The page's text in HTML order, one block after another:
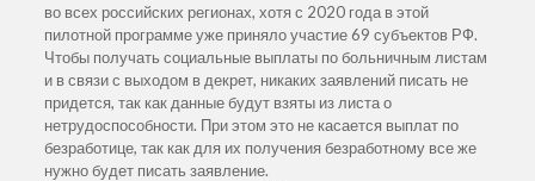
во всех российских регионах, хотя с 2020 года в этой
пилотной программе уже приняло участие 69 субъектов РФ.
Чтобы получать социальные выплаты по больничным листам
и в связи с выходом в декрет, никаких заявлений писать не
придется, так как данные будут взяты из листа о
нетрудоспособности. При этом это не касается выплат по
безработице, так как для их получения безработному все же
нужно будет писать заявление.